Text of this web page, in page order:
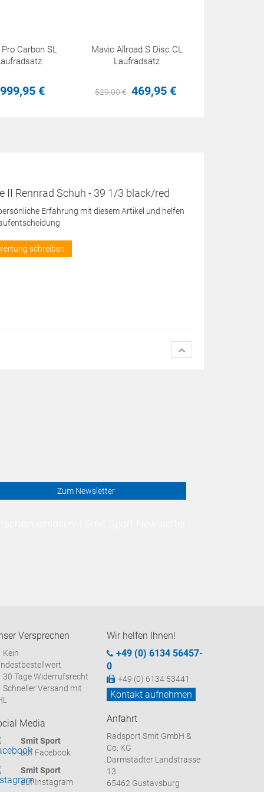
Carbon SL
999,95 €
Mavic Allroad S Disc CL
Laufradsatz
529,00€ 469,95 €
II Rennrad Schuh - 39 1/3 black/red
Erfahrung mit diesem Artikel und helfen
schreiben
Zum Newsletter
Versprechen
Kein
30 Tage Widerrufsrecht
Schneller Versand mit
Media
Smit Sport
auf Facebook
Smit Sport
auf Instagram
Wir helfen Ihnen!
+49 (0) 6134 56457-
0
+49 (0) 6134 53441
Kontakt aufnehmen
Anfahrt
Radsport Smit GmbH &
Co. KG
Darmstädter Landstrasse
13
65462 Gustavsburg